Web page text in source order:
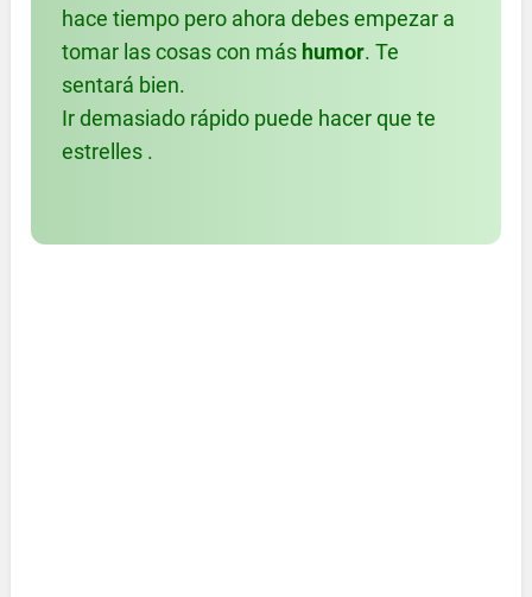
hace tiempo pero ahora debes empezar a
tomar las cosas con más humor. Te
sentará bien.
Ir demasiado rápido puede hacer que te
estrelles .